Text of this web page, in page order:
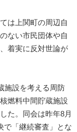
は上関町の周辺自
ない市民団体や自
着実に反対世論が
施設を考える周防
燃料中間貯蔵施設
た。同会は昨年8月
で「継続審査」とな